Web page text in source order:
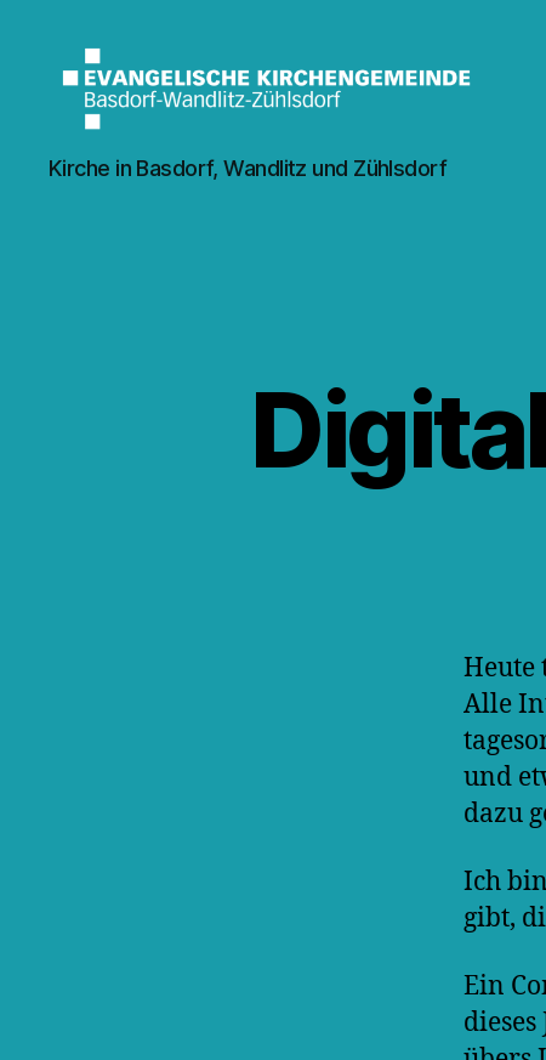
Kirche
Wandlitz
Kirche in Basdorf, Wandlitz und Zühlsdorf
Heute
Alle
und
dazu
Ich
gibt,
Ein